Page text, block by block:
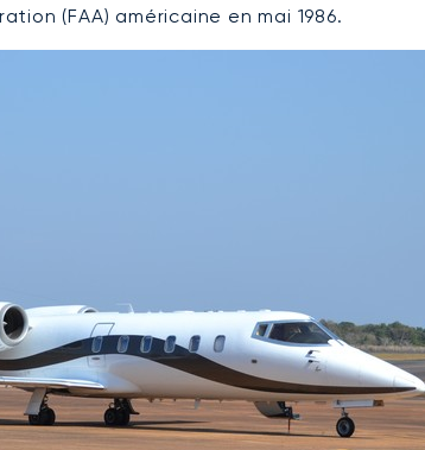
(FAA) américaine en mai 1986.